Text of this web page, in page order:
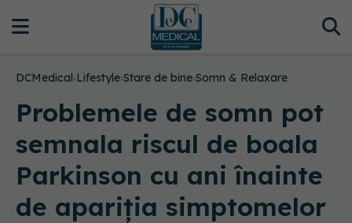
DCMedical›Lifestyle›Stare de bine›Somn & Relaxare
Problemele de somn pot
semnala riscul de boala
Parkinson cu ani înainte
de apariția simptomelor